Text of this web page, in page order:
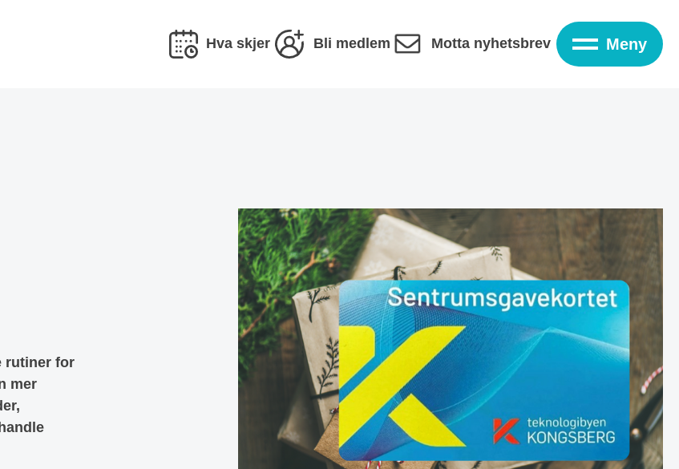
Meny
Hva skjer Bli medlem Motta nyhetsbrev
rutiner for
mer